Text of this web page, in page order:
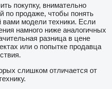
покупку, внимательно
по продаже, чтобы понять
модели техники. Если
намного ниже аналогичных
разница в цене
или о попытке продавца
слишком отличается от